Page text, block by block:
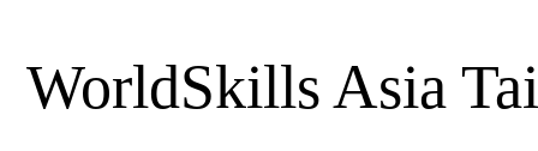
WorldSkills Asia